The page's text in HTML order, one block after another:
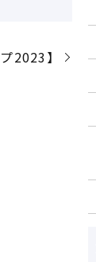
2023】